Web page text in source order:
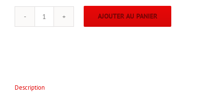
quantité
AJOUTER AU PANIER
Description